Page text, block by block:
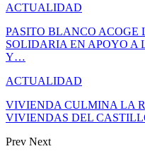
ACTUALIDAD
PASITO BLANCO ACOGE
SOLIDARIA EN APOYO A
Y…
ACTUALIDAD
VIVIENDA CULMINA LA
VIVIENDAS DEL
Prev Next